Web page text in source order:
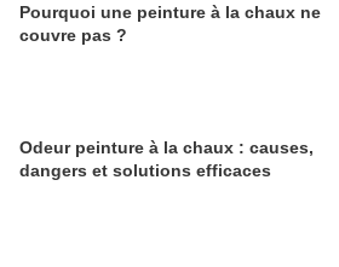
Pourquoi une peinture à la chaux ne
couvre pas ?
Odeur peinture à la chaux : causes,
dangers et solutions efficaces